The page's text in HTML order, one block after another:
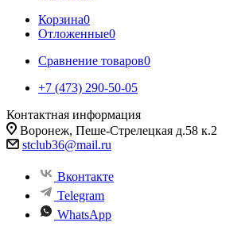
Корзина0
Отложенные0
Сравнение товаров0
+7 (473) 290-50-05
Контактная информация
Воронеж, Пеше-Стрелецкая д.58 к.2
stclub36@mail.ru
Вконтакте
Telegram
WhatsApp